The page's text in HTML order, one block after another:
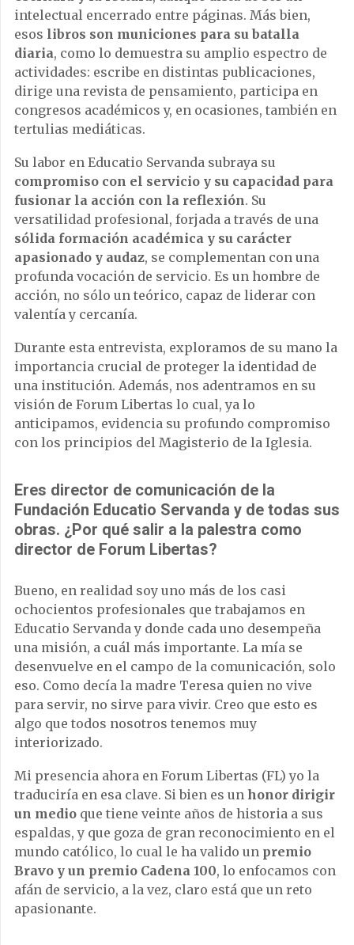
intelectual encerrado entre páginas. Más bien,
esos libros son municiones para su batalla
diaria, como lo demuestra su amplio espectro de
actividades: escribe en distintas publicaciones,
dirige una revista de pensamiento, participa en
congresos académicos y, en ocasiones, también en
tertulias mediáticas.
Su labor en Educatio Servanda subraya su
compromiso con el servicio y su capacidad para
fusionar la acción con la reflexión. Su
versatilidad profesional, forjada a través de una
sólida formación académica y su carácter
apasionado y audaz, se complementan con una
profunda vocación de servicio. Es un hombre de
acción, no sólo un teórico, capaz de liderar con
valentía y cercanía.
Durante esta entrevista, exploramos de su mano la
importancia crucial de proteger la identidad de
una institución. Además, nos adentramos en su
visión de Forum Libertas lo cual, ya lo
anticipamos, evidencia su profundo compromiso
con los principios del Magisterio de la Iglesia.
Eres director de comunicación de la
Fundación Educatio Servanda y de todas sus
obras. ¿Por qué salir a la palestra como
director de Forum Libertas?
Bueno, en realidad soy uno más de los casi
ochocientos profesionales que trabajamos en
Educatio Servanda y donde cada uno desempeña
una misión, a cuál más importante. La mía se
desenvuelve en el campo de la comunicación, solo
eso. Como decía la madre Teresa quien no vive
para servir, no sirve para vivir. Creo que esto es
algo que todos nosotros tenemos muy
interiorizado.
Mi presencia ahora en Forum Libertas (FL) yo la
traduciría en esa clave. Si bien es un honor dirigir
un medio que tiene veinte años de historia a sus
espaldas, y que goza de gran reconocimiento en el
mundo católico, lo cual le ha valido un premio
Bravo y un premio Cadena 100, lo enfocamos con
afán de servicio, a la vez, claro está que un reto
apasionante.